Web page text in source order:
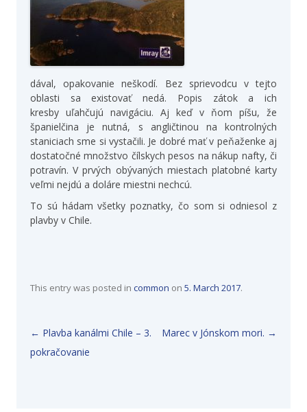
dával, opakovanie neškodí. Bez sprievodcu v tejto
oblasti sa existovať nedá. Popis zátok a ich
kresby uľahčujú navigáciu. Aj keď v ňom píšu, že
španielčina je nutná, s angličtinou na kontrolných
staniciach sme si vystačili. Je dobré mať v peňaženke aj
dostatočné množstvo čílskych pesos na nákup nafty, či
potravín. V prvých obývaných miestach platobné karty
veľmi nejdú a doláre miestni nechcú.
To sú hádam všetky poznatky, čo som si odniesol z
plavby v Chile.
This entry was posted in common on 5. March 2017.
Post navigation
← Plavba kanálmi Chile – 3.
pokračovanie
Marec v Jónskom mori. →